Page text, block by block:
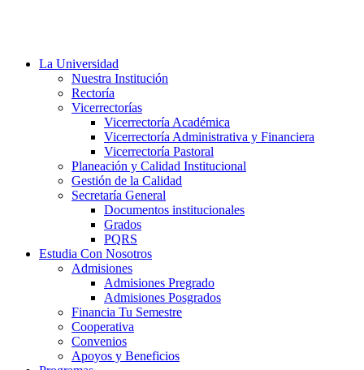
La Universidad
Nuestra Institución
Rectoría
Vicerrectorías
Vicerrectoría Académica
Vicerrectoría Administrativa y Financiera
Vicerrectoría Pastoral
Planeación y Calidad Institucional
Gestión de la Calidad
Secretaría General
Documentos institucionales
Grados
PQRS
Estudia Con Nosotros
Admisiones
Admisiones Pregrado
Admisiones Posgrados
Financia Tu Semestre
Cooperativa
Convenios
Apoyos y Beneficios